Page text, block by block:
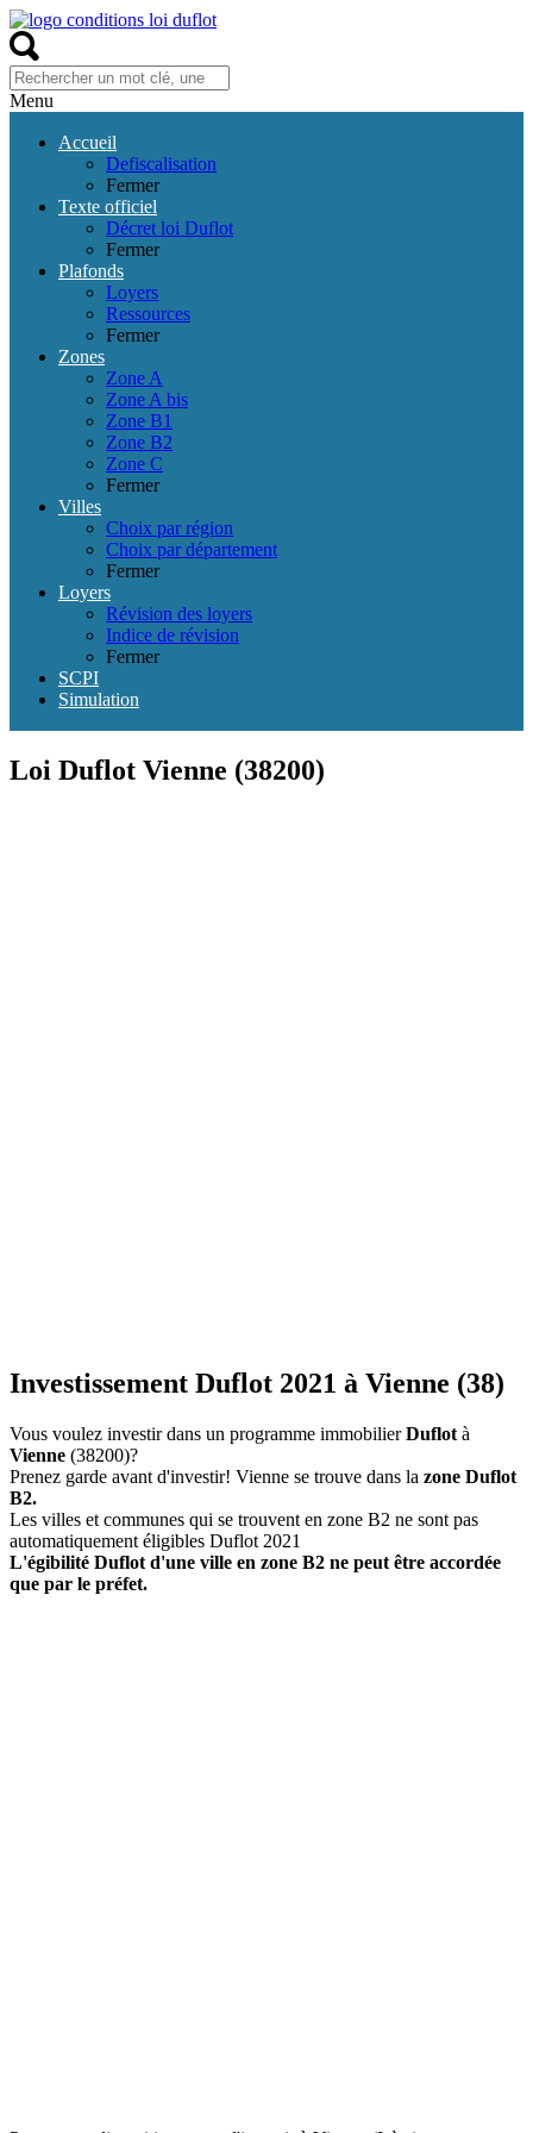
Menu
Accueil
Defiscalisation
Fermer
Texte officiel
Décret loi Duflot
Fermer
Plafonds
Loyers
Ressources
Fermer
Zones
Zone A
Zone A bis
Zone B1
Zone B2
Zone C
Fermer
Villes
Choix par région
Choix par département
Fermer
Loyers
Révision des loyers
Indice de révision
Fermer
SCPI
Simulation
Loi Duflot Vienne (38200)
Investissement Duflot 2021 à Vienne (38)
Vous voulez investir dans un programme immobilierDuflot à
Vienne (38200)?
Prenez garde avant d'investir! Vienne se trouve dans la zone Duflot
B2.
Les villes et communes qui se trouvent en zone B2 ne sont pas
automatiquement éligibles Duflot 2021
L'égibilité Duflot d'une ville en zone B2 ne peut être accordée
que par le préfet.